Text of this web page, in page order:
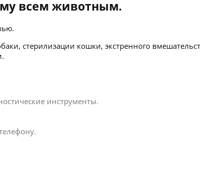
всем животным.
стерилизации кошки, экстренного
инструменты.